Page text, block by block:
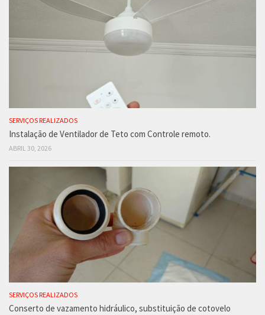
SERVIÇOS REALIZADOS
Instalação de Ventilador de Teto com Controle remoto.
ABRIL 30, 2026
SERVIÇOS REALIZADOS
Conserto de vazamento hidráulico, substituição de cotovelo